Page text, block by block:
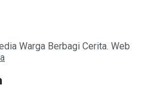
Warga Berbagi Cerita. Web